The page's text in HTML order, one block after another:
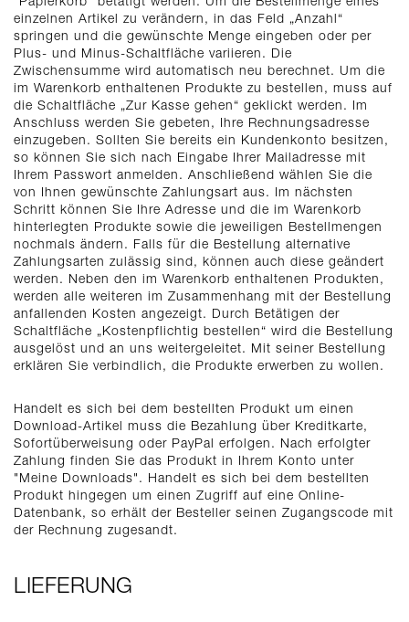
einzelnen Artikel zu verändern, in das Feld „Anzahl“
springen und die gewünschte Menge eingeben oder per
Plus- und Minus-Schaltfläche variieren. Die
Zwischensumme wird automatisch neu berechnet. Um die
im Warenkorb enthaltenen Produkte zu bestellen, muss auf
die Schaltfläche „Zur Kasse gehen“ geklickt werden. Im
Anschluss werden Sie gebeten, Ihre Rechnungsadresse
einzugeben. Sollten Sie bereits ein Kundenkonto besitzen,
so können Sie sich nach Eingabe Ihrer Mailadresse mit
Ihrem Passwort anmelden. Anschließend wählen Sie die
von Ihnen gewünschte Zahlungsart aus. Im nächsten
Schritt können Sie Ihre Adresse und die im Warenkorb
hinterlegten Produkte sowie die jeweiligen Bestellmengen
nochmals ändern. Falls für die Bestellung alternative
Zahlungsarten zulässig sind, können auch diese geändert
werden. Neben den im Warenkorb enthaltenen Produkten,
werden alle weiteren im Zusammenhang mit der Bestellung
anfallenden Kosten angezeigt. Durch Betätigen der
Schaltfläche „Kostenpflichtig bestellen“ wird die Bestellung
ausgelöst und an uns weitergeleitet. Mit seiner Bestellung
erklären Sie verbindlich, die Produkte erwerben zu wollen.
Handelt es sich bei dem bestellten Produkt um einen
Download-Artikel muss die Bezahlung über Kreditkarte,
Sofortüberweisung oder PayPal erfolgen. Nach erfolgter
Zahlung finden Sie das Produkt in Ihrem Konto unter
"Meine Downloads". Handelt es sich bei dem bestellten
Produkt hingegen um einen Zugriff auf eine Online-
Datenbank, so erhält der Besteller seinen Zugangscode mit
der Rechnung zugesandt.
LIEFERUNG